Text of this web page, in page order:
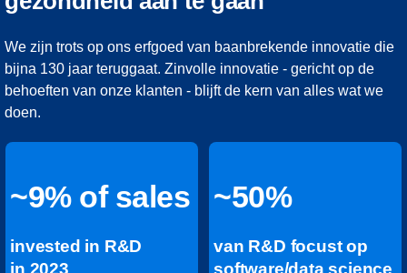
We zijn trots op ons erfgoed van baanbrekende innovatie die
bijna 130 jaar teruggaat. Zinvolle innovatie - gericht op de
behoeften van onze klanten - blijft de kern van alles wat we
doen.
~9% of sales
invested in R&D
in 2023
~50%
van R&D focust op
software/data science